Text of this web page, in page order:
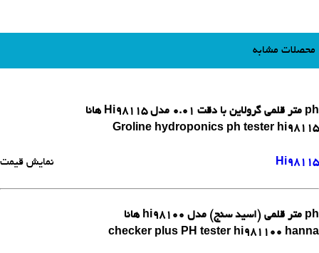
محصلات مشابه
ph متر قلمی گرولاین با دقت 0.01 مدل Hi98115 هانا
Groline hydroponics ph tester hi98115
Hi98115 نمایش قیمت
ph متر قلمی (اسید سنج) مدل hi98100 هانا
checker plus PH tester hi981100 hanna